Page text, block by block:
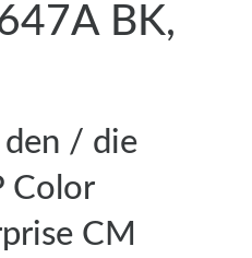
BK,
den / die
Color
CM